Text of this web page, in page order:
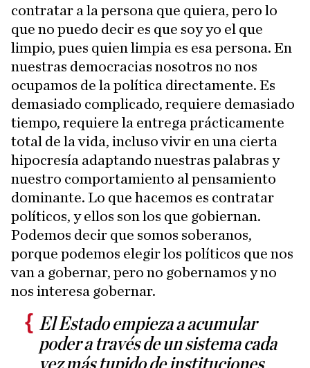
contratar a la persona que quiera, pero lo
que no puedo decir es que soy yo el que
limpio, pues quien limpia es esa persona. En
nuestras democracias nosotros no nos
ocupamos de la política directamente. Es
demasiado complicado, requiere demasiado
tiempo, requiere la entrega prácticamente
total de la vida, incluso vivir en una cierta
hipocresía adaptando nuestras palabras y
nuestro comportamiento al pensamiento
dominante. Lo que hacemos es contratar
políticos, y ellos son los que gobiernan.
Podemos decir que somos soberanos,
porque podemos elegir los políticos que nos
van a gobernar, pero no gobernamos y no
nos interesa gobernar.
El Estado empieza a acumular
poder a través de un sistema cada